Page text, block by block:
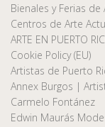
Bienales y Ferias
Centros de Arte
ARTE EN PUERTO
Cookie Policy (EU)
Artistas de Puerto
Annex Burgos |
Carmelo Fontánez
Edwin Maurás